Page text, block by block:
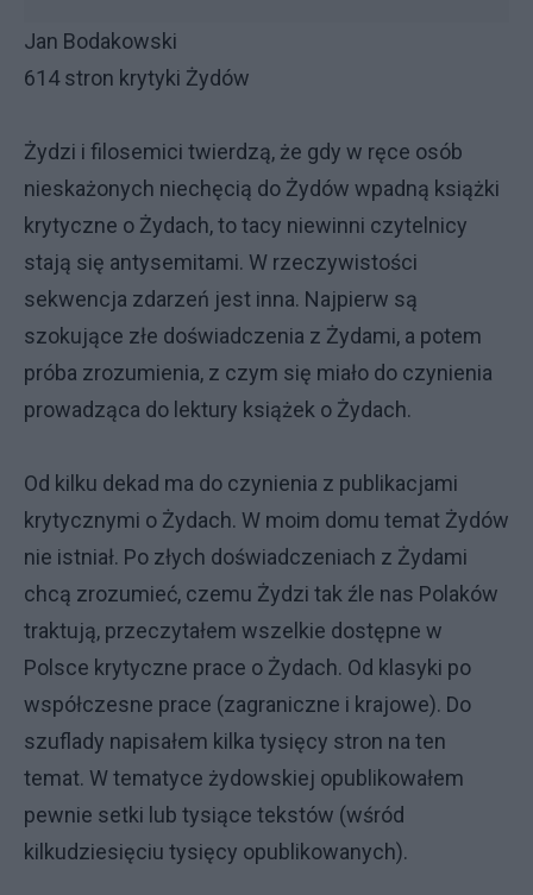
Jan Bodakowski
614 stron krytyki Żydów
Żydzi i filosemici twierdzą, że gdy w ręce osób
nieskażonych niechęcią do Żydów wpadną książki
krytyczne o Żydach, to tacy niewinni czytelnicy
stają się antysemitami. W rzeczywistości
sekwencja zdarzeń jest inna. Najpierw są
szokujące złe doświadczenia z Żydami, a potem
próba zrozumienia, z czym się miało do czynienia
prowadząca do lektury książek o Żydach.
Od kilku dekad ma do czynienia z publikacjami
krytycznymi o Żydach. W moim domu temat Żydów
nie istniał. Po złych doświadczeniach z Żydami
chcą zrozumieć, czemu Żydzi tak źle nas Polaków
traktują, przeczytałem wszelkie dostępne w
Polsce krytyczne prace o Żydach. Od klasyki po
współczesne prace (zagraniczne i krajowe). Do
szuflady napisałem kilka tysięcy stron na ten
temat. W tematyce żydowskiej opublikowałem
pewnie setki lub tysiące tekstów (wśród
kilkudziesięciu tysięcy opublikowanych).